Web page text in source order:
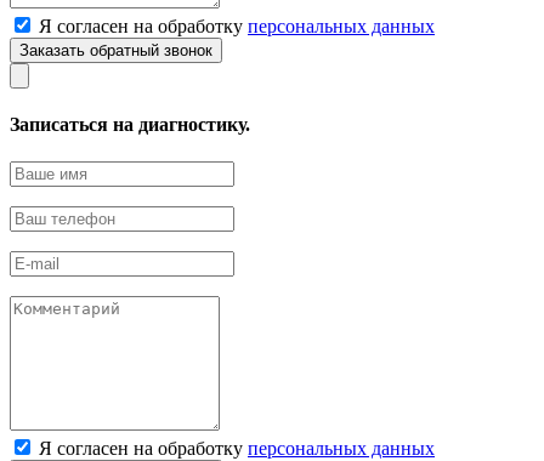
Я согласен на обработку персональных данных
Записаться на диагностику.
Я согласен на обработку персональных данных